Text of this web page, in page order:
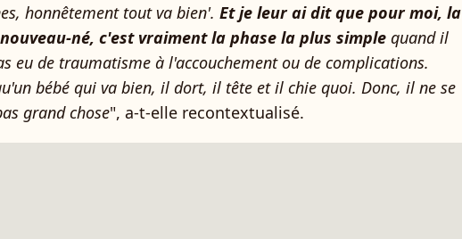
honnêtement tout va bien'. Et je leur ai dit que pour moi, la
né, c'est vraiment la phase la plus simple quand il
eu de traumatisme à l'accouchement ou de complications.
bébé qui va bien, il dort, il tête et il chie quoi. Donc, il ne se
grand chose", a-t-elle recontextualisé.